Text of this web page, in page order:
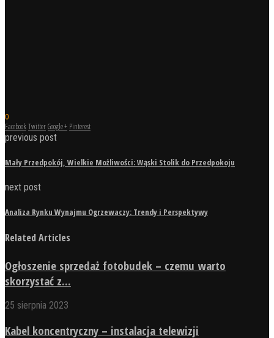
0
FacebookTwitterGoogle + Pinterest
previous post
Mały Przedpokój, Wielkie Możliwości: Wąski Stolik do Przedpokoju
next post
Analiza Rynku Wynajmu Ogrzewaczy: Trendy i Perspektywy
Related Articles
Ogłoszenie sprzedaż fotobudek – czemu warto
skorzystać z...
25 sierpnia 2023
Kabel koncentryczny – instalacja telewizji